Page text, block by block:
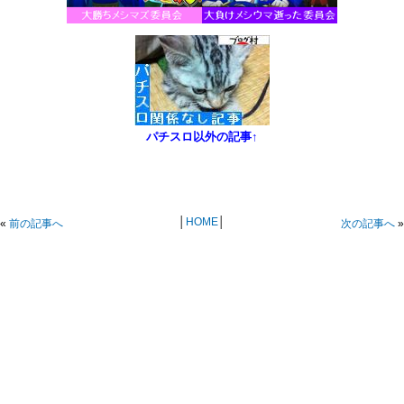
パチスロ以外の記事↑
« 前の記事へ HOME│ 次の記事へ »